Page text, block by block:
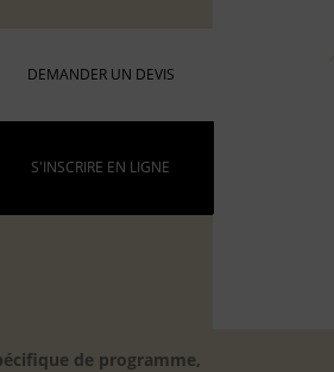
DEMANDER UN DEVIS
S'INSCRIRE EN LIGNE
de programme,